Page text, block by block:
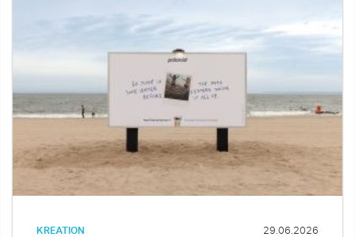
KREATION 29.06.2026